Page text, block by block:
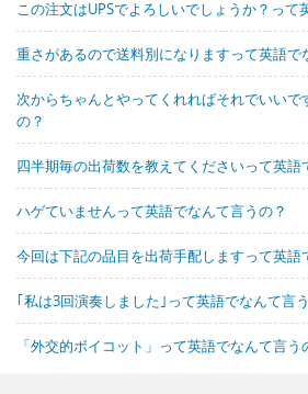
この注文はUPSでよろしいでしょうか？って
重さがあるので送料別になりますって英語で
次からちゃんとやってくれればそれでいいで
の？
四半期毎の出荷数を教えてくださいって英語
ハゲていませんって英語でなんて言うの？
今回は下記の品目を出荷手配しますって英語
｢私は3回演奏しました｣って英語でなんて言
「外交的ボイコット」って英語でなんて言う